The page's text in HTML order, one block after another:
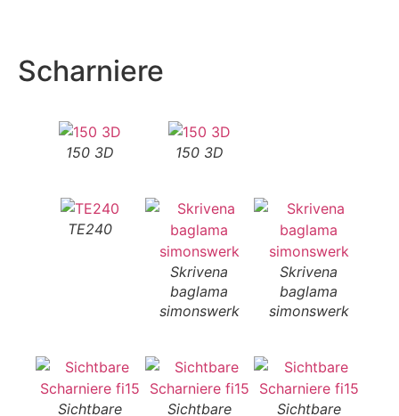
Scharniere
150 3D 150 3D
TE240
Skrivena
baglama
simonswerk
Skrivena
baglama
simonswerk
Sichtbare
Sichtbare
Sichtbare